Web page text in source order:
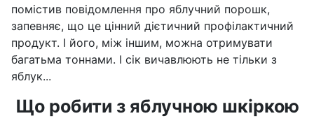
помістив повідомлення про яблучний порошк,
запевняє, що це цінний дієтичний профілактичний
продукт. І його, між іншим, можна отримувати
багатьма тоннами. І сік вичавлюють не тільки з
яблук...
Що робити з яблучною шкіркою